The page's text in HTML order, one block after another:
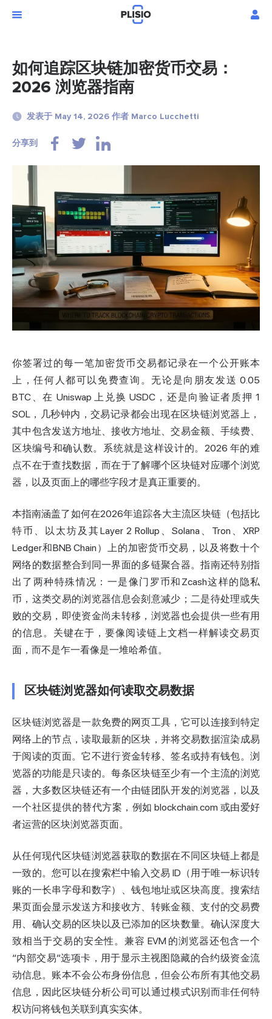
如何追踪区块链加密货币交易：
2026 浏览器指南
发表于 May 14, 2026 作者 Marco Lucchetti
分享到
你签署过的每一笔加密货币交易都记录在一个公开账本
上，任何人都可以免费查询。无论是向朋友发送 0.05
BTC、在 Uniswap 上兑换 USDC，还是向验证者质押 1
SOL，几秒钟内，交易记录都会出现在区块链浏览器上，
其中包含发送方地址、接收方地址、交易金额、手续费、
区块编号和确认数。系统就是这样设计的。2026 年的难
点不在于查找数据，而在于了解哪个区块链对应哪个浏览
器，以及页面上的哪些字段才是真正重要的。
本指南涵盖了如何在2026年追踪各大主流区块链（包括比
特币、以太坊及其Layer 2 Rollup、Solana、Tron、XRP
Ledger和BNB Chain）上的加密货币交易，以及将数十个
网络的数据整合到同一界面的多链聚合器。指南还特别指
出了两种特殊情况：一是像门罗币和Zcash这样的隐私
币，这类交易的浏览器信息会刻意减少；二是待处理或失
败的交易，即使资金尚未转移，浏览器也会提供一些有用
的信息。关键在于，要像阅读链上文档一样解读交易页
面，而不是乍一看像是一堆哈希值。
区块链浏览器如何读取交易数据
区块链浏览器是一款免费的网页工具，它可以连接到特定
网络上的节点，读取最新的区块，并将交易数据渲染成易
于阅读的页面。它不进行资金转移、签名或持有钱包。浏
览器的功能是只读的。每条区块链至少有一个主流的浏览
器，大多数区块链还有一个由链团队开发的浏览器，以及
一个社区提供的替代方案，例如 blockchain.com 或由爱好
者运营的区块浏览器页面。
从任何现代区块链浏览器获取的数据在不同区块链上都是
一致的。您可以在搜索栏中输入交易 ID（用于唯一标识转
账的一长串字母和数字）、钱包地址或区块高度。搜索结
果页面会显示发送方和接收方、转账金额、支付的交易费
用、确认交易的区块以及已添加的区块数量。确认深度大
致相当于交易的安全性。兼容 EVM 的浏览器还包含一个
“内部交易”选项卡，用于显示主视图隐藏的合约级资金流
动信息。账本不会公布身份信息，但会公布所有其他交易
信息，因此区块链分析公司可以通过模式识别而非任何特
权访问将钱包关联到真实实体。